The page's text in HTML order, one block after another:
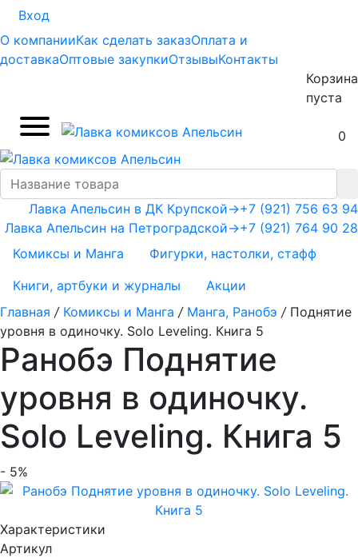
Вход
О компанииКак сделать заказОплата и
доставкаОптовые закупкиОтзывыКонтакты
Корзина
пуста
0
+7 (921) 756 63 94
+7 (921) 764 90 28
Лавка Апельсин в ДК Крупской→
Лавка Апельсин на Петроградской→
Комиксы и Манга
Фигурки, настолки, стафф
Книги, артбуки и журналы
Акции
Главная / Комиксы и Манга / Манга, Ранобэ / Поднятие
уровня в одиночку. Solo Leveling. Книга 5
Ранобэ Поднятие
уровня в одиночку.
Solo Leveling. Книга 5
- 5%
Характеристики
Артикул